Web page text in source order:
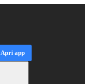
Apri app